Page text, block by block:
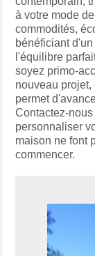
à votre mode
commodités,
bénéficiant
l'équilibre
soyez primo-
nouveau
permet
Contactez-
personnaliser
maison ne font
commencer.